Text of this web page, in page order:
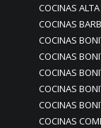
COCINAS
COCINAS
COCINAS
COCINAS
COCINAS
COCINAS
COCINAS
COCINAS